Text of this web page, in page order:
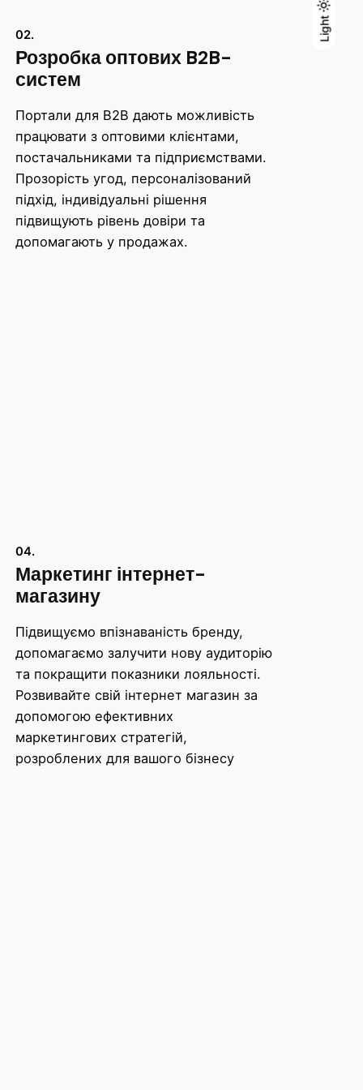
Light
Light
Dark
02.
Розробка оптових B2B-
систем
Портали для B2B дають можливість
працювати з оптовими клієнтами,
постачальниками та підприємствами.
Прозорість угод, персоналізований
підхід, індивідуальні рішення
підвищують рівень довіри та
допомагають у продажах.
04.
Маркетинг інтернет-
магазину
Підвищуємо впізнаваність бренду,
допомагаємо залучити нову аудиторію
та покращити показники лояльності.
Розвивайте свій інтернет магазин за
допомогою ефективних
маркетингових стратегій,
розроблених для вашого бізнесу